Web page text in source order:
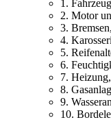
1.
2. Motor
3.
4.
5.
6.
7.
8.
9.
10.